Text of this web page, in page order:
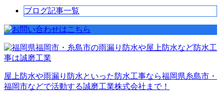
ブログ記事一覧
屋上防水や雨漏り防水といった防水工事なら福岡県糸島市・
福岡市などで活動する誠磨工業株式会社まで！